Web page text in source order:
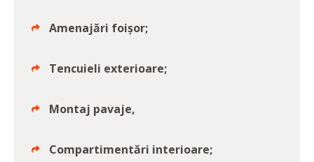
Amenajări foișor;
Tencuieli exterioare;
Montaj pavaje,
Compartimentări interioare;